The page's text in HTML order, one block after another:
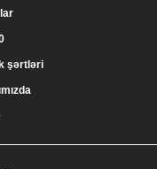
şərtləri